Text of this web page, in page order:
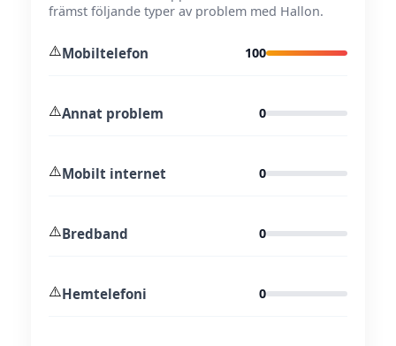
främst följande typer av problem med Hallon.
⚠️Mobiltelefon 100
⚠️Annat problem 0
⚠️Mobilt internet 0
⚠️Bredband 0
⚠️Hemtelefoni 0